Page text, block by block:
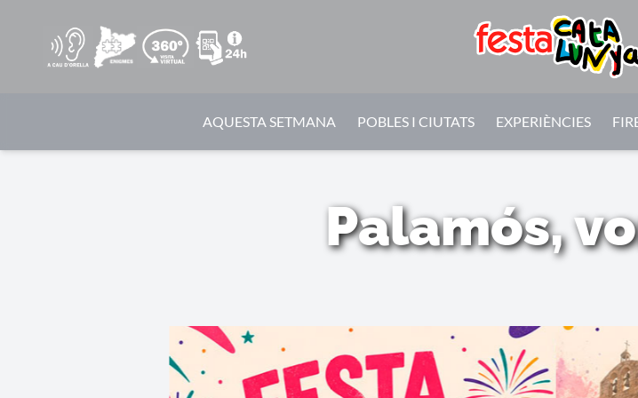
AQUESTA SETMANA POBLES I CIUTATS EXPERIÈNCIES
Palamós,